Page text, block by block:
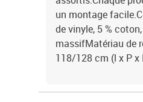
un montage
de vinyle, 5 %
massifMatériau de
118/128 cm (l x P